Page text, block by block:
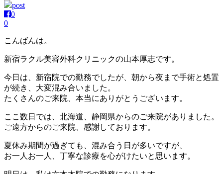
post
0
0
こんばんは。
新宿ラクル美容外科クリニックの山本厚志です。
今日は、新宿院での勤務でしたが、朝から夜まで手術と処置
が続き、大変混み合いました。
たくさんのご来院、本当にありがとうございます。
ここ数日では、北海道、静岡県からのご来院がありました。
ご遠方からのご来院、感謝しております。
夏休み期間が過ぎても、混み合う日が多いですが、
お一人お一人、丁寧な診療を心がけたいと思います。